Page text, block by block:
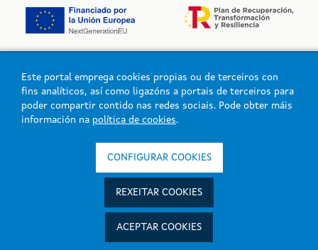
Logo da Xunta de Galicia
Este portal emprega cookies propias ou de terceiros con
fins analíticos, así como ligazóns a portais de terceiros para
poder compartir contido nas redes sociais. Pode obter máis
información na política de cookies.
CONFIGURAR COOKIES
REXEITAR COOKIES
ACEPTAR COOKIES